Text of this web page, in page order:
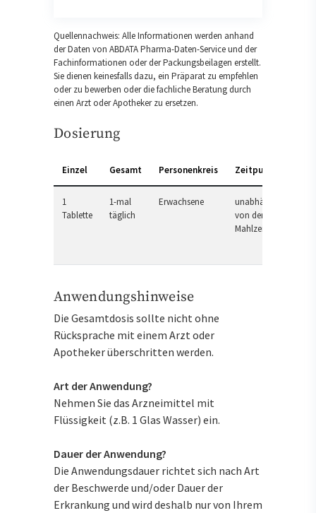
Quellennachweis: Alle Informationen werden anhand
der Daten von ABDATA Pharma-Daten-Service und der
Fachinformationen oder der Packungsbeilagen erstellt.
Sie dienen keinesfalls dazu, ein Präparat zu empfehlen
oder zu bewerben oder die fachliche Beratung durch
einen Arzt oder Apotheker zu ersetzen.
Dosierung
Einzel Gesamt Personenkreis Zeitpunkt
1
Tablette
1-mal
täglich
Erwachsene
unabhängig
von der
Mahlzeit
Anwendungshinweise
Die Gesamtdosis sollte nicht ohne
Rücksprache mit einem Arzt oder
Apotheker überschritten werden.
Art der Anwendung?
Nehmen Sie das Arzneimittel mit
Flüssigkeit (z.B. 1 Glas Wasser) ein.
Dauer der Anwendung?
Die Anwendungsdauer richtet sich nach Art
der Beschwerde und/oder Dauer der
Erkrankung und wird deshalb nur von Ihrem